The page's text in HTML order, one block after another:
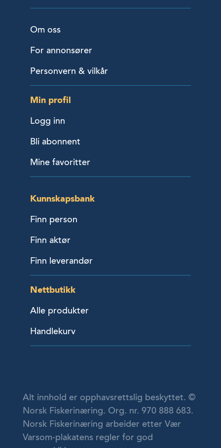
Om oss
For annonsører
Personvern & vilkår
Min profil
Logg inn
Bli abonnent
Mine favoritter
Kunnskapsbank
Finn person
Finn aktør
Finn leverandør
Nettbutikk
Alle produkter
Handlekurv
Alt innhold er opphavsrettslig beskyttet. ©
Norsk Fiskerinæring. Org. nr. 970 888 683.
Norsk Fiskerinæring arbeider etter Vær
Varsom-plakatens regler for god